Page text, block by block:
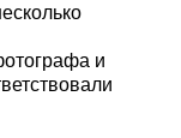
и